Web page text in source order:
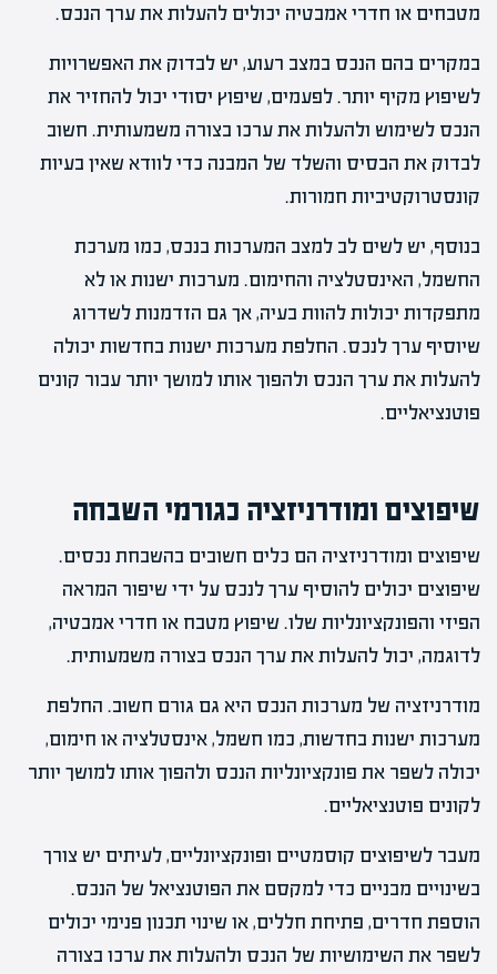
מטבחים או חדרי אמבטיה יכולים להעלות את ערך הנכס.
במקרים בהם הנכס במצב רעוע, יש לבדוק את האפשרויות
לשיפוץ מקיף יותר. לפעמים, שיפוץ יסודי יכול להחזיר את
הנכס לשימוש ולהעלות את ערכו בצורה משמעותית. חשוב
לבדוק את הבסיס והשלד של המבנה כדי לוודא שאין בעיות
קונסטרוקטיביות חמורות.
בנוסף, יש לשים לב למצב המערכות בנכס, כמו מערכת
החשמל, האינסטלציה והחימום. מערכות ישנות או לא
מתפקדות יכולות להוות בעיה, אך גם הזדמנות לשדרוג
שיוסיף ערך לנכס. החלפת מערכות ישנות בחדשות יכולה
להעלות את ערך הנכס ולהפוך אותו למושך יותר עבור קונים
פוטנציאליים.
שיפוצים ומודרניזציה כגורמי השבחה
שיפוצים ומודרניזציה הם כלים חשובים בהשבחת נכסים.
שיפוצים יכולים להוסיף ערך לנכס על ידי שיפור המראה
הפיזי והפונקציונליות שלו. שיפוץ מטבח או חדרי אמבטיה,
לדוגמה, יכול להעלות את ערך הנכס בצורה משמעותית.
מודרניזציה של מערכות הנכס היא גם גורם חשוב. החלפת
מערכות ישנות בחדשות, כמו חשמל, אינסטלציה או חימום,
יכולה לשפר את פונקציונליות הנכס ולהפוך אותו למושך יותר
לקונים פוטנציאליים.
מעבר לשיפוצים קוסמטיים ופונקציונליים, לעיתים יש צורך
בשינויים מבניים כדי למקסם את הפוטנציאל של הנכס.
הוספת חדרים, פתיחת חללים, או שינוי תכנון פנימי יכולים
לשפר את השימושיות של הנכס ולהעלות את ערכו בצורה